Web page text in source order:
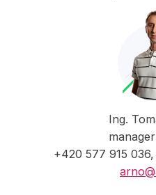
Ing.
+420 577 915